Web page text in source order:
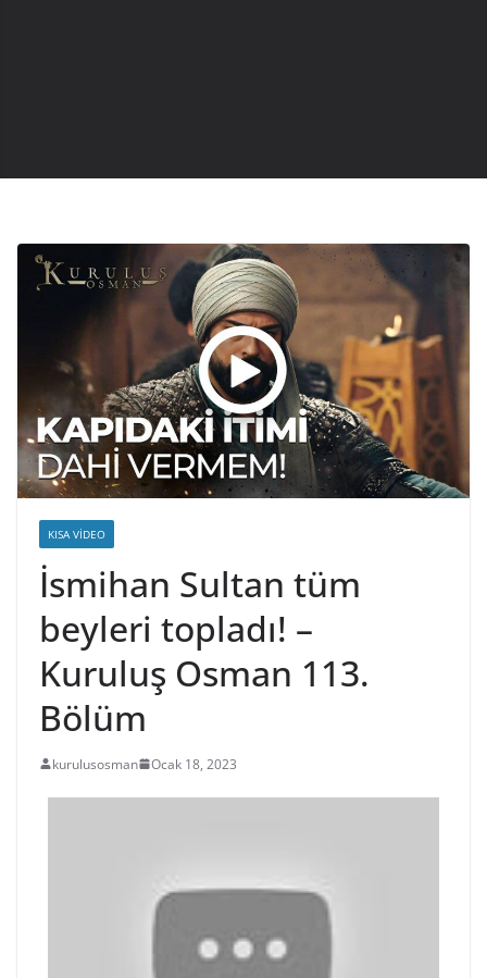
KISA VIDEO
İsmihan Sultan tüm
beyleri topladı! –
Kuruluş Osman 113.
Bölüm
kurulusosman Ocak 18, 2023